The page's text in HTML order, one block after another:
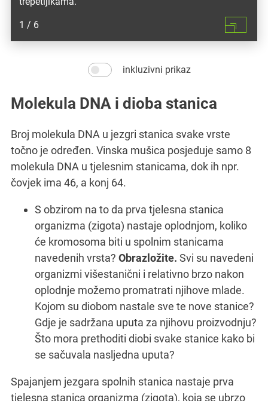
1 / 6
inkluzivni prikaz
Molekula DNA i dioba stanica
Broj molekula DNA u jezgri stanica svake vrste
točno je određen. Vinska mušica posjeduje samo 8
molekula DNA u tjelesnim stanicama, dok ih npr.
čovjek ima 46, a konj 64.
S obzirom na to da prva tjelesna stanica
organizma (zigota) nastaje oplodnjom, koliko
će kromosoma biti u spolnim stanicama
navedenih vrsta? Obrazložite. Svi su navedeni
organizmi višestanični i relativno brzo nakon
oplodnje možemo promatrati njihove mlade.
Kojom su diobom nastale sve te nove stanice?
Gdje je sadržana uputa za njihovu proizvodnju?
Što mora prethoditi diobi svake stanice kako bi
se sačuvala nasljedna uputa?
Spajanjem jezgara spolnih stanica nastaje prva
tjelesna stanica organizma (zigota), koja se ubrzo